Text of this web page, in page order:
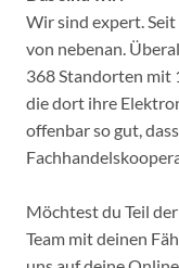
Wir sind expert.
von nebenan.
368 Standorten mit
die dort ihre
offenbar so gut,
Möchtest du Teil
Team mit deinen